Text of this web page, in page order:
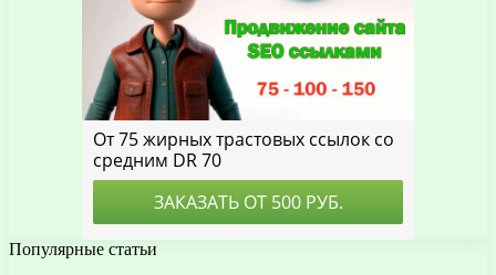
Популярные статьи